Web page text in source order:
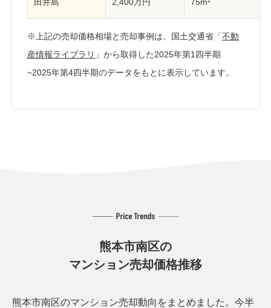
※上記の売却価格相場と売却事例は、国土交通省「不動
産情報ライブラリ 」から取得した2025年第1四半期
~2025年第4四半期のデータをもとに表示しています。
熊本市南区の
マンション売却価格推移
熊本市南区のマンション売却動向をまとめました。 今半